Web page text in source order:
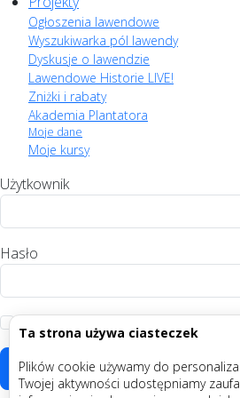
Ta strona używa ciasteczek
Plików cookie używamy do
Twojej aktywności udostępniamy
Ogłoszenia lawendowe
Wyszukiwarka pól lawendy
Dyskusje o lawendzie
Lawendowe Historie LIVE!
Zniżki i rabaty
Akademia Plantatora
Moje dane
Moje kursy
Użytkownik
Hasło